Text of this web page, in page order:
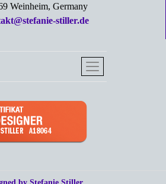
Weinheim, Germany
stiller.de